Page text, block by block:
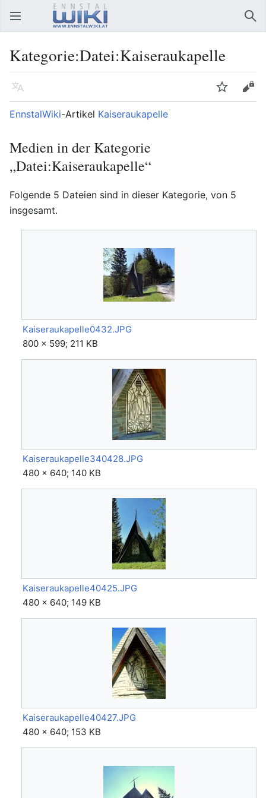
Hauptmenü öffnen
Kategorie:Datei:Kaiseraukapelle
Sprache Beobachten
Bearbeiten
EnnstalWiki-Artikel Kaiseraukapelle
Medien in der Kategorie
„Datei:Kaiseraukapelle“
Folgende 5 Dateien sind in dieser Kategorie, von 5
insgesamt.
Kaiseraukapelle0432.JPG
800 × 599; 211 KB
Kaiseraukapelle340428.JPG
480 × 640; 140 KB
Kaiseraukapelle40425.JPG
480 × 640; 149 KB
Kaiseraukapelle40427.JPG
480 × 640; 153 KB